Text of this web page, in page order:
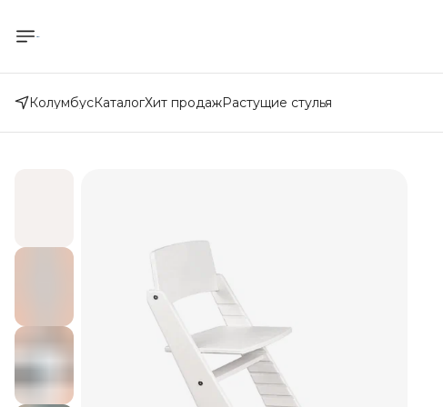
КолумбусКаталогХит продажРастущие стулья